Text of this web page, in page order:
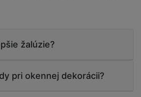
žalúzie?
pri okennej dekorácii?